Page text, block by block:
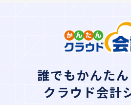
誰でもかんた
クラウド会計